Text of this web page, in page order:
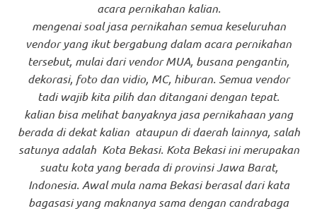
acara pernikahan kalian.
mengenai soal jasa pernikahan semua keseluruhan
vendor yang ikut bergabung dalam acara pernikahan
tersebut, mulai dari vendor MUA, busana pengantin,
dekorasi, foto dan vidio, MC, hiburan. Semua vendor
tadi wajib kita pilih dan ditangani dengan tepat.
kalian bisa melihat banyaknya jasa pernikahaan yang
berada di dekat kalian ataupun di daerah lainnya, salah
satunya adalah Kota Bekasi. Kota Bekasi ini merupakan
suatu kota yang berada di provinsi Jawa Barat,
Indonesia. Awal mula nama Bekasi berasal dari kata
bagasasi yang maknanya sama dengan candrabaga